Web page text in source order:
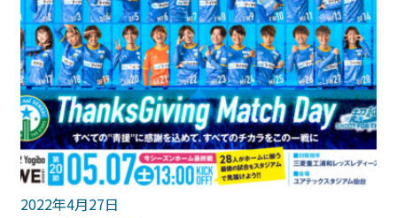
2022年4月27日